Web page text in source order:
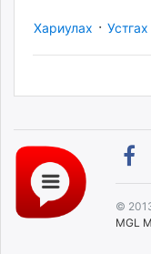
Хариулах · Устгах
©
MGL